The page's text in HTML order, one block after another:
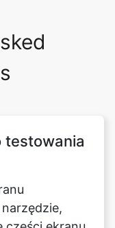
testowania